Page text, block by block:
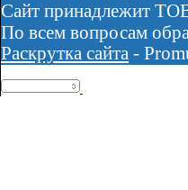
Сайт принадлежит
По всем вопросам
Раскрутка сайта -